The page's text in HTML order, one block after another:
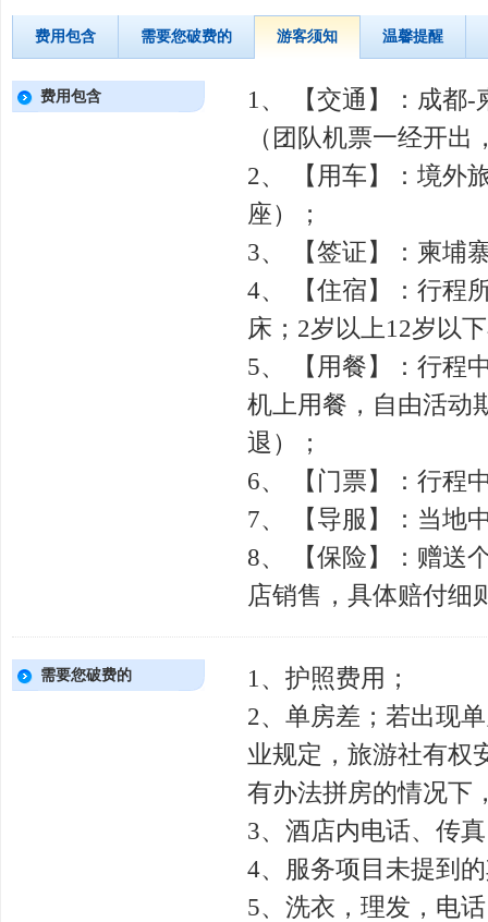
费用包含 需要您破费的 游客须知 温馨提醒
费用包含
1、 【交通】：成都
（团队机票一经开
2、 【用车】：境外
座）；
3、 【签证】：柬埔
4、 【住宿】：行程
床；2岁以上12岁以
5、 【用餐】：行程
机上用餐，自由活动
退）；
6、 【门票】：行程
7、 【导服】：当地
8、 【保险】：赠送
店销售，具体赔付细
需要您破费的
1、护照费用；
2、单房差；若出现
业规定，旅游社有权
有办法拼房的情况下
3、酒店内电话、传
4、服务项目未提到
5、洗衣，理发，电